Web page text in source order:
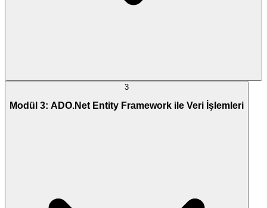
3
Modül 3: ADO.Net Entity Framework ile Veri İşlemleri